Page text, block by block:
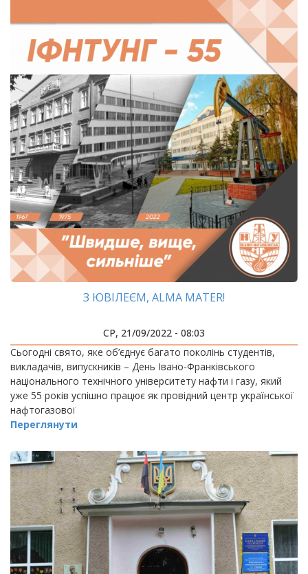
З ЮВІЛЕЄМ, ALMA MATER!
СР, 21/09/2022 - 08:03
Сьогодні свято, яке об’єднує багато поколінь студентів,
викладачів, випускників – День Івано-Франківського
національного технічного університету нафти і газу, який
уже 55 років успішно працює як провідний центр української
нафтогазової
Переглянути